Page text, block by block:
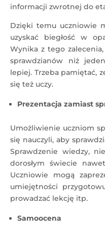
informacji zwrotnej do
Dzięki temu uczniowie
uzyskać biegłość w
Wynika z tego
sprawdzianów niż
lepiej. Trzeba pamiętać,
się też uczy.
Prezentacja zamiast
Umożliwienie uczniom
się nauczyli, aby
Sprawdzenie wiedzy,
dorosłym świecie
Uczniowie mogą
umiejętności
prowadzać lekcję itp.
Samoocena